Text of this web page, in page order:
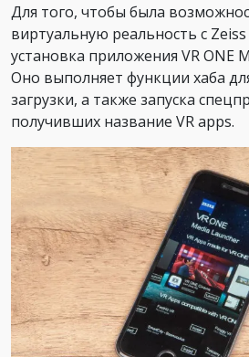
Для того, чтобы была
виртуальную реальность с Zeiss
установка приложения VR ONE
Оно выполняет функции хаба
загрузки, а также запуска
получивших название VR apps.